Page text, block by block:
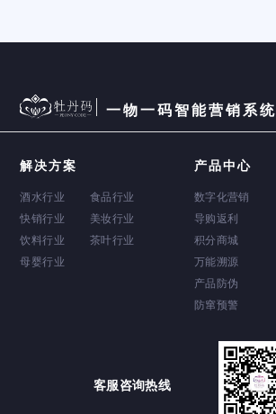
一物一码智能营销系统
解决方案
酒水行业
快销行业
饮料行业
母婴行业
食品行业
美妆行业
茶叶行业
产品中心
数字化营销
导购返利
积分商城
万能溯源
产品防伪
防窜预警
客服咨询热线